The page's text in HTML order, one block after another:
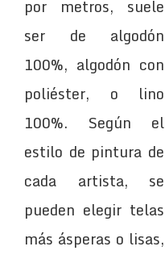
por metros, suele
ser de algodón
100%, algodón con
poliéster, o lino
100%. Según el
estilo de pintura de
cada artista, se
pueden elegir telas
más ásperas o lisas,